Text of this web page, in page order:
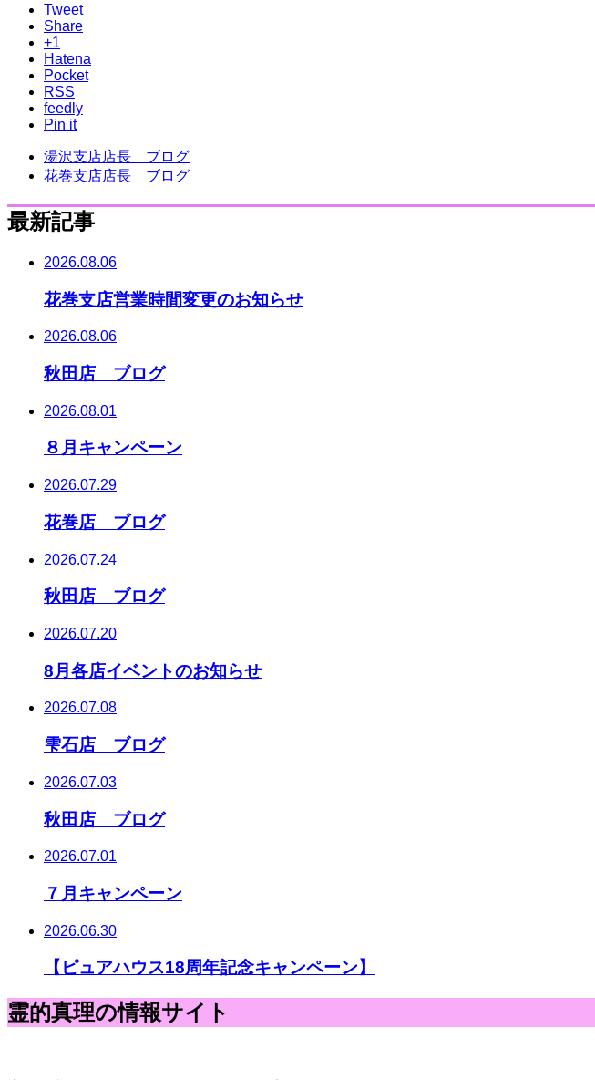
Tweet
Share
+1
Hatena
Pocket
RSS
feedly
Pin it
湯沢支店店長 ブログ
花巻支店店長 ブログ
最新記事
2026.08.06
花巻支店営業時間変更のお知らせ
2026.08.06
秋田店 ブログ
2026.08.01
８月キャンペーン
2026.07.29
花巻店 ブログ
2026.07.24
秋田店 ブログ
2026.07.20
8月各店イベントのお知らせ
2026.07.08
雫石店 ブログ
2026.07.03
秋田店 ブログ
2026.07.01
７月キャンペーン
2026.06.30
【ピュアハウス18周年記念キャンペーン】
霊的真理の情報サイト